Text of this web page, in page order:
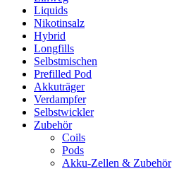
Liquids
Nikotinsalz
Hybrid
Longfills
Selbstmischen
Prefilled Pod
Akkuträger
Verdampfer
Selbstwickler
Zubehör
Coils
Pods
Akku-Zellen & Zubehör